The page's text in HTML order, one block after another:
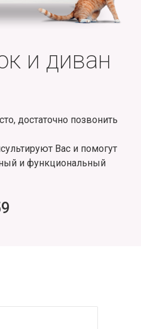
и диван
достаточно позвонить
Вас и помогут
и функциональный